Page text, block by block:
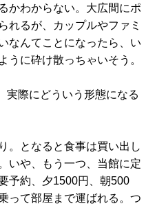
かわからない。大広間にポ
れるが、カップルやファミ
なんてことになったら、い
うに砕け散っちゃいそう。
際にどういう形態になる
。となると食事は買い出し
いや、もう一つ、当館に定
予約、夕1500円、朝500
って部屋まで運ばれる。つ